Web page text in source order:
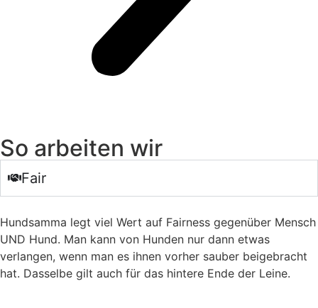
So arbeiten wir
Fair
Hundsamma legt viel Wert auf Fairness gegenüber Mensch
UND Hund. Man kann von Hunden nur dann etwas
verlangen, wenn man es ihnen vorher sauber beigebracht
hat. Dasselbe gilt auch für das hintere Ende der Leine.